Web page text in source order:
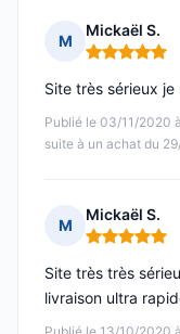
M
Mickaël S.
Note : 5 sur 5
Publié le 03/11/2020
suite à un achat du
Site très sérieux
M
Mickaël S.
Note : 5 sur 5
Site très très
livraison ultra